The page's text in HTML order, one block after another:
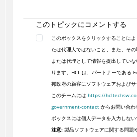
このトピックにコメントする
このボックスをクリックすることに
たは代理人ではないこと、また、そ
または代理として情報を提出してい
ります。HCL は、パートナーである
邦政府の顧客にソフトウェアおよびサ
このチームには https://
government-contactからお問い合わ
ボックスには個人データを入力しない
注意:製品ソフトウェアに関する問題